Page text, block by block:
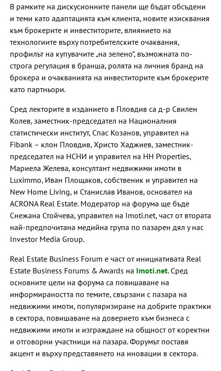
В рамките на дискусионните панели ще бъдат обсъдени
и теми като адаптацията към клиента, новите изисквания
към брокерите и инвеститорите, влиянието на
технологиите върху потребителските очаквания,
профилът на купувачите „на зелено“, възможната по-
строга регулация в бранша, ролята на личния бранд на
брокера и очакванията на инвеститорите към брокерите
като партньори.
Сред лекторите в изданието в Пловдив са д-р Свилен
Колев, заместник-председател на Националния
статистически институт, Спас Козанов, управител на
Fibank – клон Пловдив, Христо Хаджиев, заместник-
председател на НСНИ и управител на HH Properties,
Мариела Желева, консултант недвижими имоти в
Luximmo, Иван Площаков, собственик и управител на
New Home Living, и Станислав Иванов, основател на
ACRONA Real Estate. Модератор на форума ще бъде
Снежана Стойчева, управител на Imoti.net, част от втората
най-предпочитана медийна група по пазарен дял у нас
Investor Media Group.
Real Estate Business Forum е част от инициативата Real
Estate Business Forums & Awards на Imoti.net. Сред
основните цели на форума са повишаване на
информираността по темите, свързани с пазара на
недвижими имоти, популяризиране на добрите практики
в сектора, повишаване на доверието към бизнеса с
недвижими имоти и изграждане на общност от коректни
и отговорни участници на пазара. Форумът поставя
акцент и върху представянето на иновации в сектора.